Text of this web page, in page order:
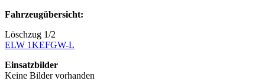
Fahrzeugübersicht:
Löschzug 1/2
ELW 1KEFGW-L
Einsatzbilder
Keine Bilder vorhanden